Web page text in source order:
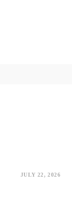
JULY 22, 2026